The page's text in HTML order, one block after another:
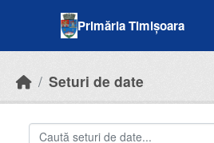
Primăria Timișoara
Seturi de date